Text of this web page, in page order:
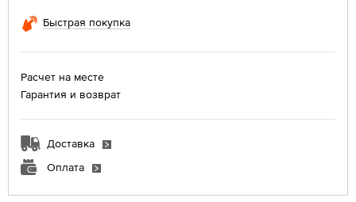
Быстрая покупка
Расчет на месте
Гарантия и возврат
Доставка
Оплата